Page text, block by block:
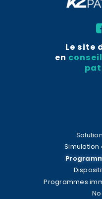
Le site
en conseil
Simulation
Programmes